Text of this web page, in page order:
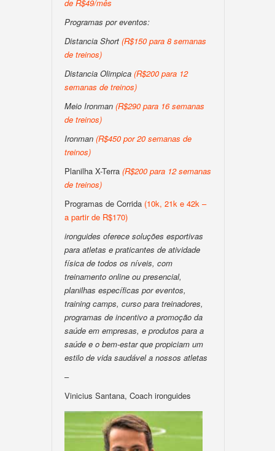
de R$49/mês
Programas por eventos:
Distancia Short (R$150 para 8 semanas
de treinos)
Distancia Olimpica (R$200 para 12
semanas de treinos)
Meio Ironman (R$290 para 16 semanas
de treinos)
Ironman (R$450 por 20 semanas de
treinos)
Planilha X-Terra (R$200 para 12 semanas
de treinos)
Programas de Corrida (10k, 21k e 42k –
a partir de R$170)
ironguides oferece soluções esportivas
para atletas e praticantes de atividade
física de todos os níveis, com
treinamento online ou presencial,
planilhas específicas por eventos,
training camps, curso para treinadores,
programas de incentivo a promoção da
saúde em empresas, e produtos para a
saúde e o bem-estar que propiciam um
estilo de vida saudável a nossos atletas
–
Vinicius Santana, Coach ironguides